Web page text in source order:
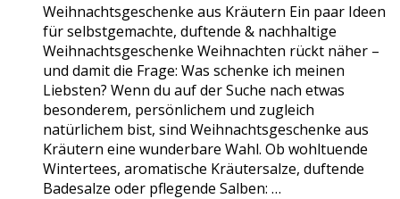
Weihnachtsgeschenke aus Kräutern Ein paar Ideen
für selbstgemachte, duftende & nachhaltige
Weihnachtsgeschenke Weihnachten rückt näher –
und damit die Frage: Was schenke ich meinen
Liebsten? Wenn du auf der Suche nach etwas
besonderem, persönlichem und zugleich
natürlichem bist, sind Weihnachtsgeschenke aus
Kräutern eine wunderbare Wahl. Ob wohltuende
Wintertees, aromatische Kräutersalze, duftende
Badesalze oder pflegende Salben: …